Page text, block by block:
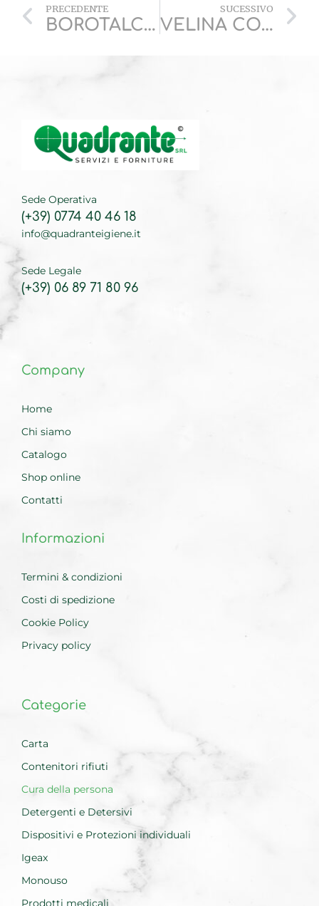
PRECEDENTE
BOROTALCO
SUCESSIVO
VELINA COSMETICA
Sede Operativa
(+39) 0774 40 46 18
info@quadranteigiene.it
Sede Legale
(+39) 06 89 71 80 96
Company
Home
Chi siamo
Catalogo
Shop online
Contatti
Informazioni
Termini & condizioni
Costi di spedizione
Cookie Policy
Privacy policy
Categorie
Carta
Contenitori rifiuti
Cura della persona
Detergenti e Detersivi
Dispositivi e Protezioni individuali
Igeax
Monouso